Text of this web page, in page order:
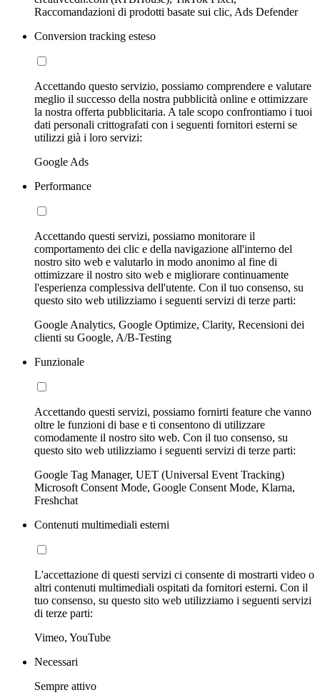
Raccomandazioni di prodotti basate sui clic, Ads Defender
Conversion tracking esteso
Accettando questo servizio, possiamo comprendere e valutare
meglio il successo della nostra pubblicità online e ottimizzare
la nostra offerta pubblicitaria. A tale scopo confrontiamo i tuoi
dati personali crittografati con i seguenti fornitori esterni se
utilizzi già i loro servizi:
Google Ads
Performance
Accettando questi servizi, possiamo monitorare il
comportamento dei clic e della navigazione all'interno del
nostro sito web e valutarlo in modo anonimo al fine di
ottimizzare il nostro sito web e migliorare continuamente
l'esperienza complessiva dell'utente. Con il tuo consenso, su
questo sito web utilizziamo i seguenti servizi di terze parti:
Google Analytics, Google Optimize, Clarity, Recensioni dei
clienti su Google, A/B-Testing
Funzionale
Accettando questi servizi, possiamo fornirti feature che vanno
oltre le funzioni di base e ti consentono di utilizzare
comodamente il nostro sito web. Con il tuo consenso, su
questo sito web utilizziamo i seguenti servizi di terze parti:
Google Tag Manager, UET (Universal Event Tracking)
Microsoft Consent Mode, Google Consent Mode, Klarna,
Freshchat
Contenuti multimediali esterni
L'accettazione di questi servizi ci consente di mostrarti video o
altri contenuti multimediali ospitati da fornitori esterni. Con il
tuo consenso, su questo sito web utilizziamo i seguenti servizi
di terze parti:
Vimeo, YouTube
Necessari
Sempre attivo